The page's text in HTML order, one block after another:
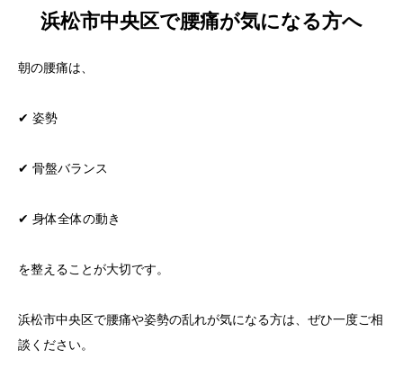
浜松市中央区で腰痛が気になる方へ
朝の腰痛は、
✔ 姿勢
✔ 骨盤バランス
✔ 身体全体の動き
を整えることが大切です。
浜松市中央区で腰痛や姿勢の乱れが気になる方は、ぜひ一度ご相
談ください。